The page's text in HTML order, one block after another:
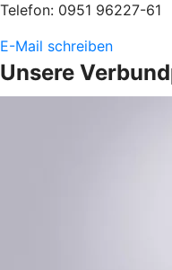
Telefon: 0951 96227-61
E-Mail schreiben
Unsere